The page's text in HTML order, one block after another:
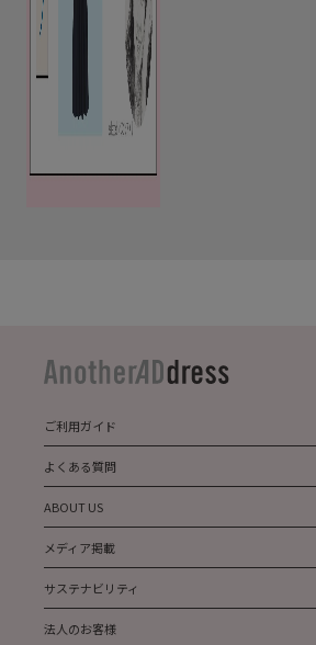
ご利用ガイド
よくある質問
ABOUT US
メディア掲載
サステナビリティ
法人のお客様